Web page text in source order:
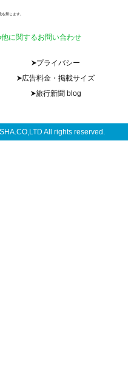
禁じます。
に関するお問い合わせ
プライバシー
広告料金・掲載サイズ
旅行新聞 blog
All rights reserved.